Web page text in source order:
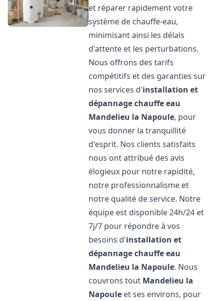
et réparer rapidement votre
système de chauffe-eau,
minimisant ainsi les délais
d'attente et les perturbations.
Nous offrons des tarifs
compétitifs et des garanties sur
nos services d'installation et
dépannage chauffe eau
Mandelieu la Napoule, pour
vous donner la tranquillité
d'esprit. Nos clients satisfaits
nous ont attribué des avis
élogieux pour notre rapidité,
notre professionnalisme et
notre qualité de service. Notre
équipe est disponible 24h/24 et
7j/7 pour répondre à vos
besoins d'installation et
dépannage chauffe eau
Mandelieu la Napoule. Nous
couvrons tout Mandelieu la
Napoule et ses environs, pour